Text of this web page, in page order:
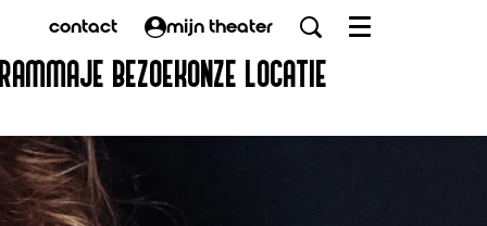
contact mijn theater
JE BEZOEK ONZE LOCATIE
Menu